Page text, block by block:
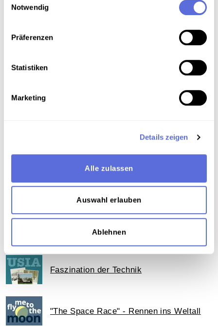
Notwendig
Präferenzen
Statistiken
Marketing
Details zeigen
Alle zulassen
Auswahl erlauben
Ablehnen
Metadaten
Verortung in der digitalen Sammlung
Film , Technik Wissenschaft und Forschung,
Interview, Physik,
Sammlung Aufnahmen des "United States Information
Service" ( USIS ) aus der Wienbibliothek
Das Medium in Onlineausstellungen
Dieses Medium wird hier verwendet:
Faszination der Technik
"The Space Race" - Rennen ins Weltall